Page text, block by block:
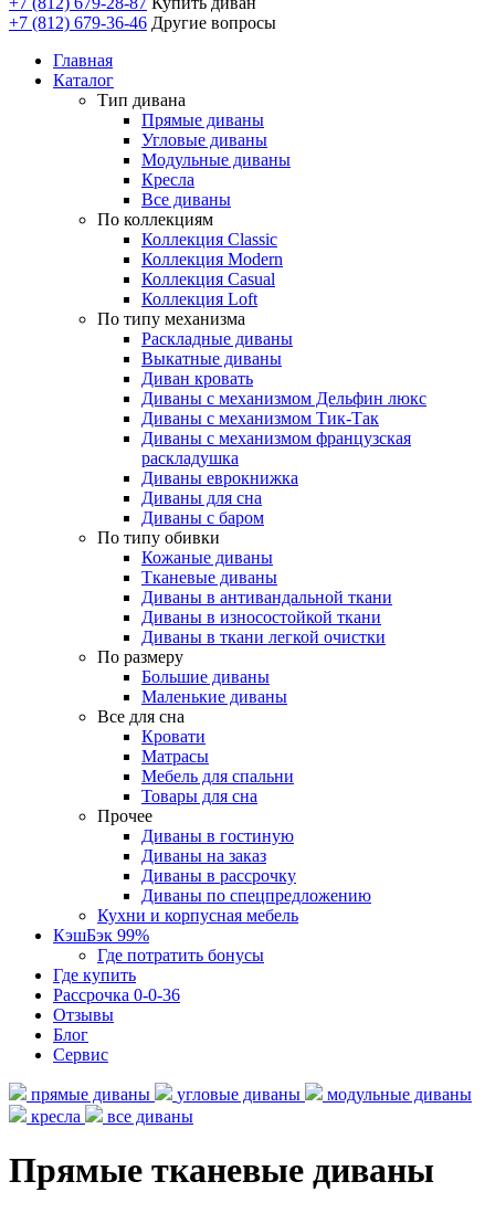
+7 (812) 679-36-46 Другие вопросы
Главная
Каталог
Тип дивана
Прямые диваны
Угловые диваны
Модульные диваны
Кресла
Все диваны
По коллекциям
Коллекция Classic
Коллекция Modern
Коллекция Casual
Коллекция Loft
По типу механизма
Раскладные диваны
Выкатные диваны
Диван кровать
Диваны с механизмом Дельфин люкс
Диваны с механизмом Тик-Так
Диваны с механизмом французская
раскладушка
Диваны еврокнижка
Диваны для сна
Диваны с баром
По типу обивки
Кожаные диваны
Тканевые диваны
Диваны в антивандальной ткани
Диваны в износостойкой ткани
Диваны в ткани легкой очистки
По размеру
Большие диваны
Маленькие диваны
Все для сна
Кровати
Матрасы
Мебель для спальни
Товары для сна
Прочее
Диваны в гостиную
Диваны на заказ
Диваны в рассрочку
Диваны по спецпредложению
Кухни и корпусная мебель
КэшБэк 99%
Где потратить бонусы
Где купить
Рассрочка 0-0-36
Отзывы
Блог
Сервис
прямые диваны угловые диваны
модульные диваны
кресла
все диваны
Прямые тканевые диваны